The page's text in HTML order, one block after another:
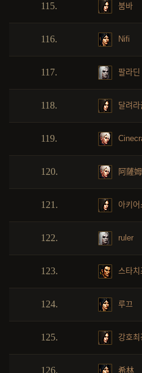
115. 붐바
116. Nifi
117. 팔라딘
118. 달려
119.
120. 阿薩
121. 아키어
122. ruler
123. 스타치
124. 루끄
125. 강호최
126. 希林